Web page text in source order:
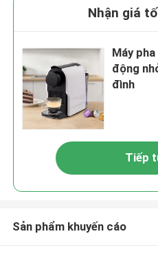
Nhận giá
Máy
động
đình
Tiếp
Sản phẩm khuyến cáo